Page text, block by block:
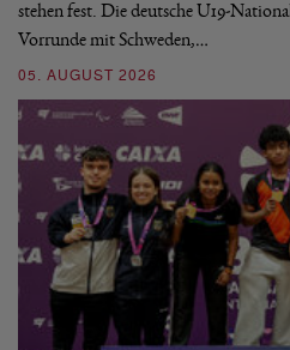
stehen fest. Die deutsche U19-
Vorrunde mit Schweden,…
05. AUGUST 2026